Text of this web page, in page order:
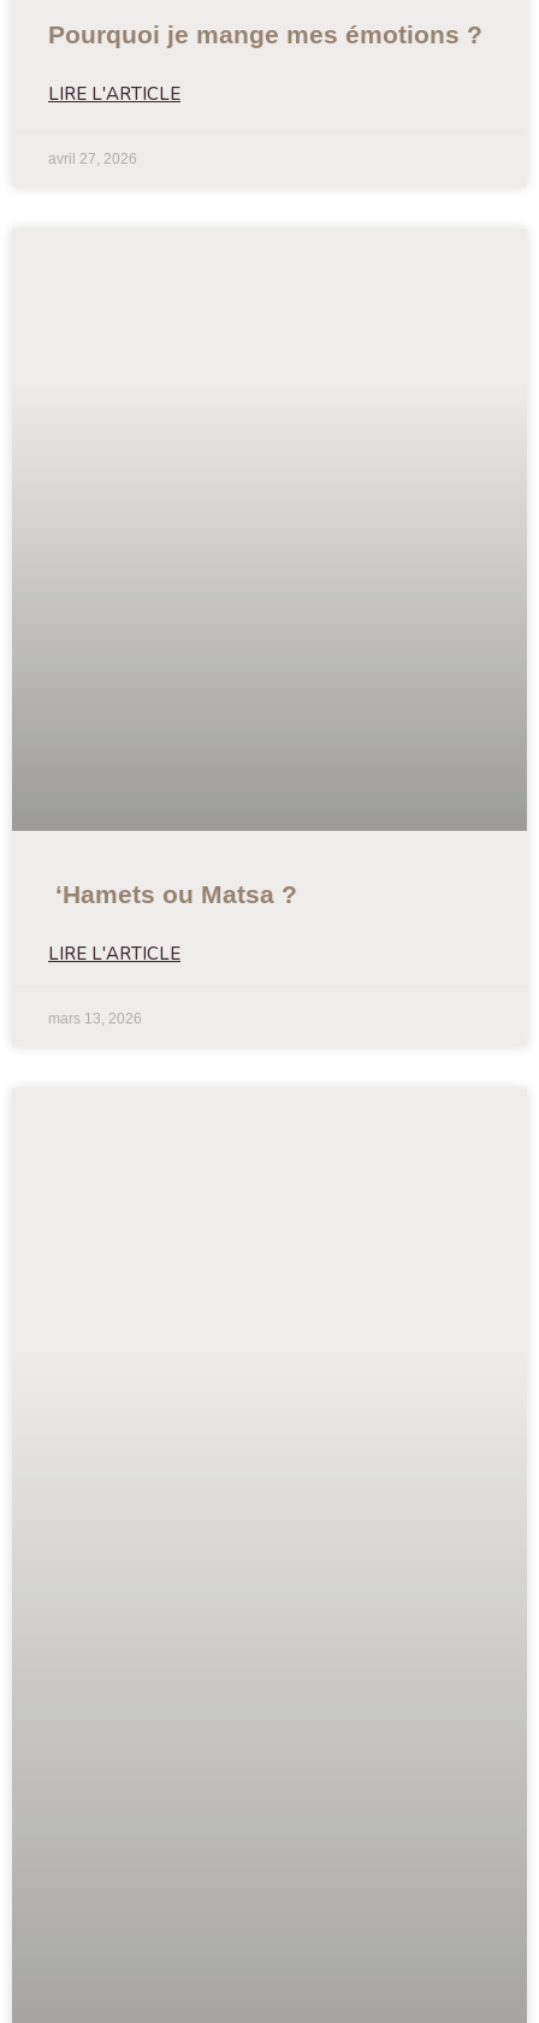
Pourquoi je mange mes émotions ?
LIRE L'ARTICLE
avril 27, 2026
‘Hamets ou Matsa ?
LIRE L'ARTICLE
mars 13, 2026